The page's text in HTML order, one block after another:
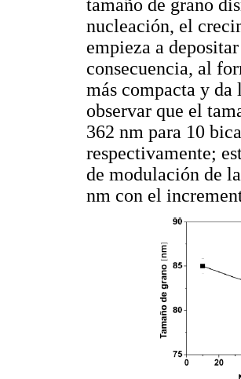
tamaño de grano
nucleación, el
empieza a
consecuencia, al
más compacta y da
observar que el
362 nm para 10
respectivamente;
de modulación de
nm con el